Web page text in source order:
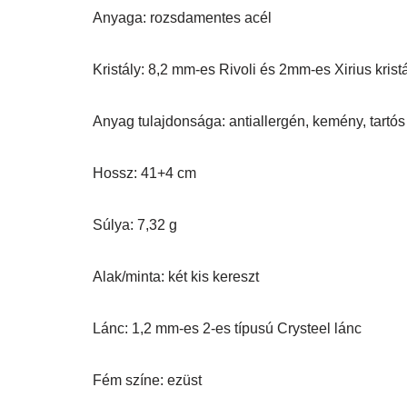
Anyaga: rozsdamentes acél
Kristály: 8,2 mm-es Rivoli és 2mm-es Xirius
Anyag tulajdonsága: antiallergén, kemény, tartós
Hossz: 41+4 cm
Súlya: 7,32 g
Alak/minta: két kis kereszt
Lánc: 1,2 mm-es 2-es típusú Crysteel lánc
Fém színe: ezüst